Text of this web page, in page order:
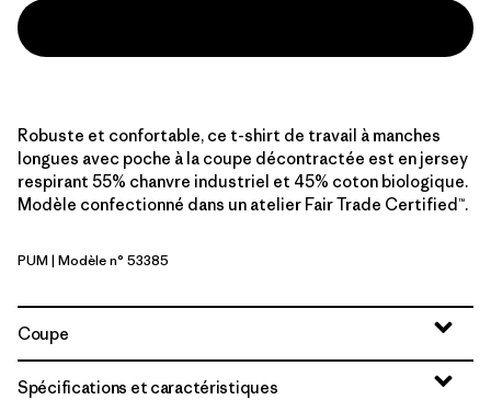
Robuste et confortable, ce t-shirt de travail à manches
longues avec poche à la coupe décontractée est en jersey
respirant 55% chanvre industriel et 45% coton biologique.
Modèle confectionné dans un atelier Fair Trade Certified™.
Pumice
PUM | Modèle n° 53385
Coupe
Spécifications et caractéristiques